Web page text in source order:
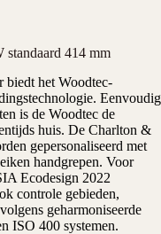
414 mm
biedt het Woodtec-
Eenvoudig
is de Woodtec de
huis. De Charlton &
gepersonaliseerd met
handgrepen. Voor
Ecodesign 2022
controle gebieden,
geharmoniseerde
ISO 400 systemen.